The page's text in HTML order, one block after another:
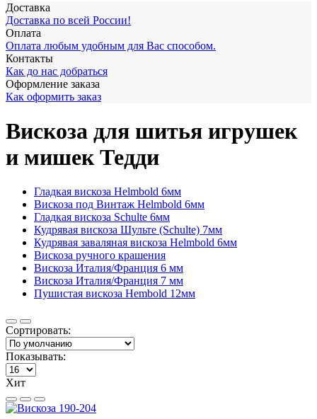
Доставка
Доставка по всей России!
Оплата
Оплата любым удобным для Вас способом.
Контакты
Как до нас добраться
Оформление заказа
Как оформить заказ
Вискоза для шитья игрушек
и мишек Тедди
Гладкая вискоза Helmbold 6мм
Вискоза под Винтаж Helmbold 6мм
Гладкая вискоза Schulte 6мм
Кудрявая вискоза Шульте (Schulte) 7мм
Кудрявая заваляная вискоза Helmbold 6мм
Вискоза ручного крашения
Вискоза Италия/Франция 6 мм
Вискоза Италия/Франция 7 мм
Пушистая вискоза Hembold 12мм
Сортировать:
Показывать:
Хит